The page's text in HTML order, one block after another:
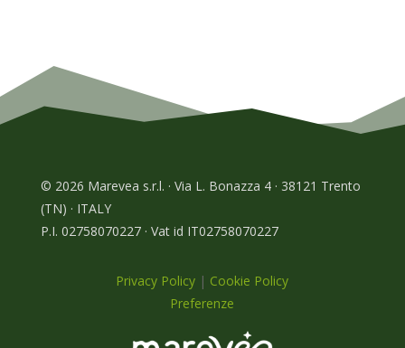
© 2026 Marevea s.r.l. · Via L. Bonazza 4 · 38121 Trento
(TN) · ITALY
P.I. 02758070227 · Vat id IT02758070227
Privacy Policy | Cookie Policy
Preferenze